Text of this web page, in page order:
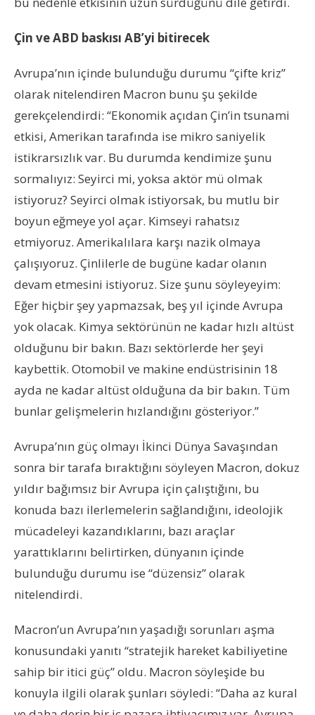
Çin ve ABD baskısı AB’yi bitirecek
Avrupa’nın içinde bulunduğu durumu “çifte kriz”
olarak nitelendiren Macron bunu şu şekilde
gerekçelendirdi: “Ekonomik açıdan Çin’in tsunami
etkisi, Amerikan tarafında ise mikro saniyelik
istikrarsızlık var. Bu durumda kendimize şunu
sormalıyız: Seyirci mi, yoksa aktör mü olmak
istiyoruz? Seyirci olmak istiyorsak, bu mutlu bir
boyun eğmeye yol açar. Kimseyi rahatsız
etmiyoruz. Amerikalılara karşı nazik olmaya
çalışıyoruz. Çinlilerle de bugüne kadar olanın
devam etmesini istiyoruz. Size şunu söyleyeyim:
Eğer hiçbir şey yapmazsak, beş yıl içinde Avrupa
yok olacak. Kimya sektörünün ne kadar hızlı altüst
olduğunu bir bakın. Bazı sektörlerde her şeyi
kaybettik. Otomobil ve makine endüstrisinin 18
ayda ne kadar altüst olduğuna da bir bakın. Tüm
bunlar gelişmelerin hızlandığını gösteriyor.”
Avrupa’nın güç olmayı İkinci Dünya Savaşından
sonra bir tarafa bıraktığını söyleyen Macron, dokuz
yıldır bağımsız bir Avrupa için çalıştığını, bu
konuda bazı ilerlemelerin sağlandığını, ideolojik
mücadeleyi kazandıklarını, bazı araçlar
yarattıklarını belirtirken, dünyanın içinde
bulunduğu durumu ise “düzensiz” olarak
nitelendirdi.
Macron’un Avrupa’nın yaşadığı sorunları aşma
konusundaki yanıtı “stratejik hareket kabiliyetine
sahip bir itici güç” oldu. Macron söyleşide bu
konuyla ilgili olarak şunları söyledi: “Daha az kural